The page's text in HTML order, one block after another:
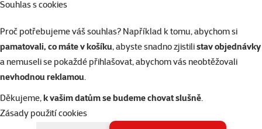
Souhlas s cookies
Proč potřebujeme váš souhlas? Například k tomu, abychom si
pamatovali, co máte v košíku, abyste snadno zjistilistav objednávky
a nemuseli se pokaždé přihlašovat, abychom vás neobtěžovali
nevhodnou reklamou.
Děkujeme,k vašim datům se budeme chovat slušně.
Zásady použití cookies
Pochoutka